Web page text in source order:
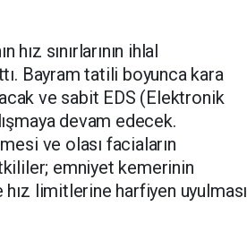
hız sınırlarının ihlal
Bayram tatili boyunca kara
ve sabit EDS (Elektronik
devam edecek.
ve olası faciaların
emniyet kemerinin
limitlerine harfiyen uyulması